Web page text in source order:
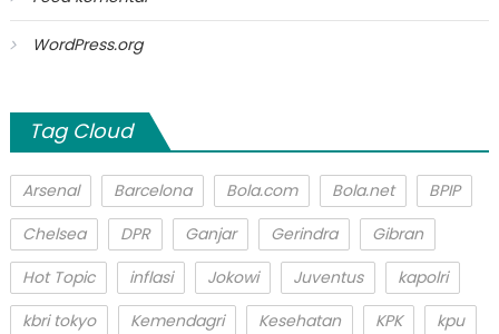
WordPress.org
Tag Cloud
Arsenal Barcelona Bola.com Bola.net
BPIP
Chelsea
DPR Ganjar Gerindra
Gibran
Hot Topic
inflasi Jokowi Juventus
kapolri
kbri tokyo
Kemendagri Kesehatan KPK
kpu